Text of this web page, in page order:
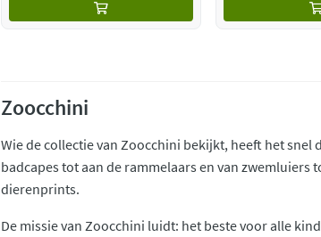
Zoocchini
Wie de collectie van Zoocchini bekijkt, heeft het
badcapes tot aan de rammelaars en van
dierenprints.
De missie van Zoocchini luidt: het beste voor alle